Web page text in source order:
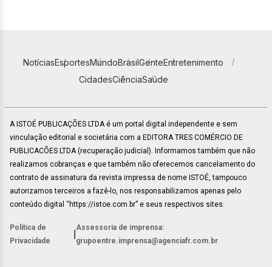
NotíciasEsportesMundoBrasilGenteEntretenimento
CidadesCiênciaSaúde
A ISTOÉ PUBLICAÇÕES LTDA é um portal digital independente e sem
vinculação editorial e societária com a EDITORA TRES COMÉRCIO DE
PUBLICACÕES LTDA (recuperação judicial). Informamos também que não
realizamos cobranças e que também não oferecemos cancelamento do
contrato de assinatura da revista impressa de nome ISTOÉ, tampouco
autorizamos terceiros a fazê-lo, nos responsabilizamos apenas pelo
conteúdo digital “https://istoe.com.br” e seus respectivos sites.
Política de
Privacidade
Assessoria de imprensa:
grupoentre.imprensa@agenciafr.com.br